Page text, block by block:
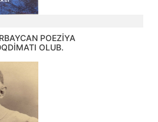
POEZİYA
OLUB.